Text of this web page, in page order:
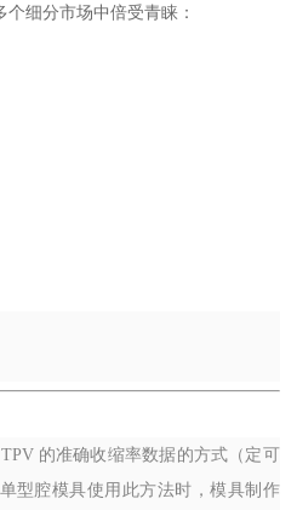
细分市场中倍受青睐：
TPV 的准确收缩率数据的方式（定可
型腔模具使用此方法时，模具制作